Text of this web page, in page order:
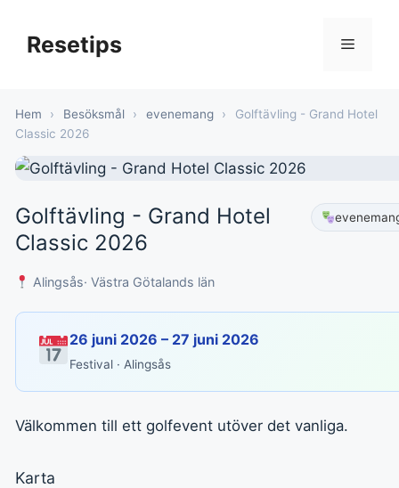
innehållResetips Meny
Hem › Besöksmål › evenemang ›
Golftävling - Grand Hotel
Classic 2026
Golftävling - Grand Hotel
Classic 2026
Alingsås· Västra Götalands län
26 juni 2026 – 27 juni 2026
Festival · Alingsås
Välkommen till ett golfevent utöver det vanliga.
Karta